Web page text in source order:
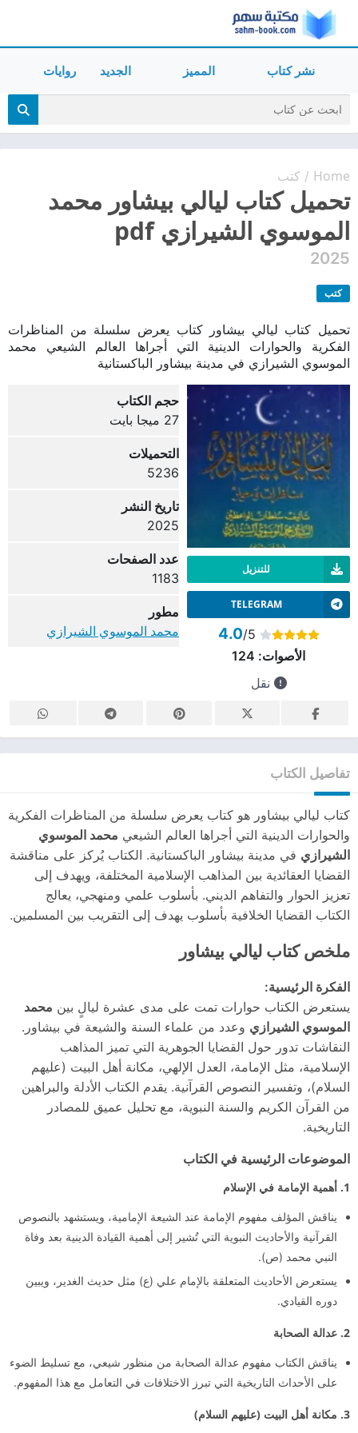
نشر كتاب المميز الجديد روايات
Home
/ كتب
تحميل كتاب ليالي بيشاور محمد
الموسوي الشيرازي pdf
2025
كتب
تحميل كتاب ليالي بيشاور كتاب يعرض سلسلة من المناظرات
الفكرية والحوارات الدينية التي أجراها العالم الشيعي محمد
الموسوي الشيرازي في مدينة بيشاور الباكستانية
للتنزيل
TELEGRAM
4.0/5
الأصوات: 124
نقل
حجم الكتاب
27 ميجا بايت
التحميلات
5236
تاريخ النشر
2025
عدد الصفحات
1183
مطور
محمد الموسوي الشيرازي
تفاصيل الكتاب
كتاب ليالي بيشاور هو كتاب يعرض سلسلة من المناظرات الفكرية
والحوارات الدينية التي أجراها العالم الشيعي محمد الموسوي
الشيرازي في مدينة بيشاور الباكستانية. الكتاب يُركز على مناقشة
القضايا العقائدية بين المذاهب الإسلامية المختلفة، ويهدف إلى
تعزيز الحوار والتفاهم الديني. بأسلوب علمي ومنهجي، يعالج
الكتاب القضايا الخلافية بأسلوب يهدف إلى التقريب بين المسلمين.
ملخص كتاب ليالي بيشاور
الفكرة الرئيسية:
يستعرض الكتاب حوارات تمت على مدى عشرة ليالٍ بين محمد
الموسوي الشيرازي وعدد من علماء السنة والشيعة في بيشاور.
النقاشات تدور حول القضايا الجوهرية التي تميز المذاهب
الإسلامية، مثل الإمامة، العدل الإلهي، مكانة أهل البيت (عليهم
السلام)، وتفسير النصوص القرآنية. يقدم الكتاب الأدلة والبراهين
من القرآن الكريم والسنة النبوية، مع تحليل عميق للمصادر
التاريخية.
الموضوعات الرئيسية في الكتاب
1. أهمية الإمامة في الإسلام
يناقش المؤلف مفهوم الإمامة عند الشيعة الإمامية، ويستشهد بالنصوص
القرآنية والأحاديث النبوية التي تُشير إلى أهمية القيادة الدينية بعد وفاة
النبي محمد (ص).
يستعرض الأحاديث المتعلقة بالإمام علي (ع) مثل حديث الغدير، ويبين
دوره القيادي.
2. عدالة الصحابة
يناقش الكتاب مفهوم عدالة الصحابة من منظور شيعي، مع تسليط الضوء
على الأحداث التاريخية التي تبرز الاختلافات في التعامل مع هذا المفهوم.
3. مكانة أهل البيت (عليهم السلام)